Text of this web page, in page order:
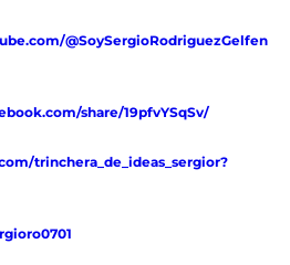
@SoySergioRodriguezGelfen
share/19pfvYSqSv/
trinchera_de_ideas_sergior?